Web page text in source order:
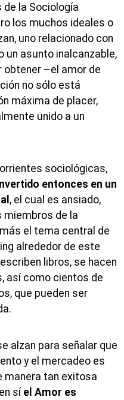
la Sociología
los muchos ideales o
uno relacionado con
un asunto inalcanzable,
obtener –el amor de
no sólo está
máxima de placer,
unido a un
sociológicas,
entonces en un
, el cual es ansiado,
miembros de la
el tema central de
alrededor de este
libros, se hacen
así como cientos de
que pueden ser
alzan para señalar que
y el mercadeo es
manera tan exitosa
sí el Amor es